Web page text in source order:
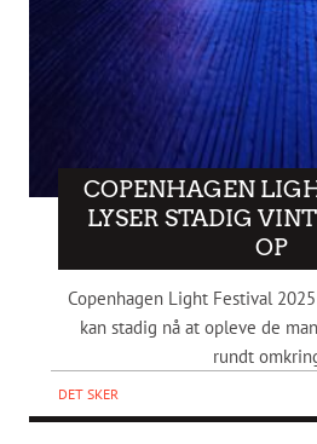
COPENHAGEN
LYSER STADIG
OP
Copenhagen Light Festival
kan stadig nå at opleve de
rundt
DET SKER